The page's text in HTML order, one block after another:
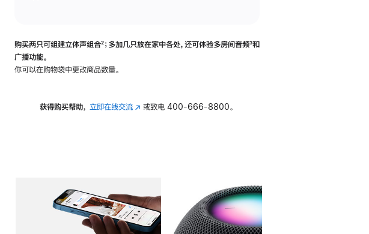
购买两只可组建立体声组合脚
²；多加几只放在家中各处，还可体验多‍房‍间音频脚
³和
广播功能。
你可以在购物袋中更改商品数量。
获得购买帮助， 立即在线交流(在 或致电 400-666-8800。
图库 图像 4 图库 图像 5